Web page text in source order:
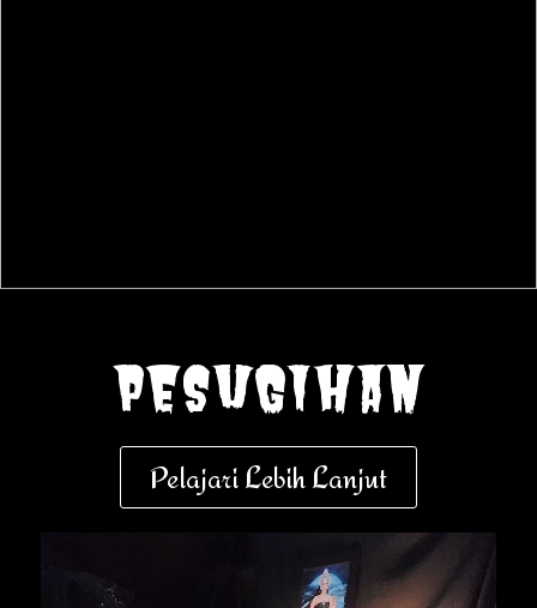
pesugihan
Pelajari Lebih Lanjut